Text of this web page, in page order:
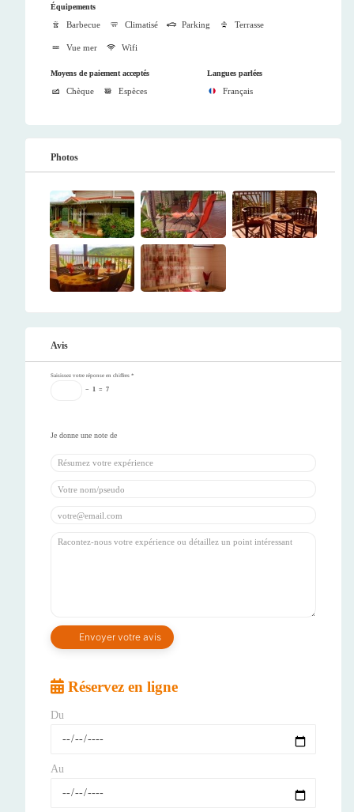
Équipements
Barbecue Climatisé Parking Terrasse
Vue mer Wifi
Moyens de paiement acceptés
Chèque Espèces
Langues parlées
Français
Photos
Avis
Saisissez votre réponse en chiffres *
− 1 = 7
Réservez en ligne
Du
Au